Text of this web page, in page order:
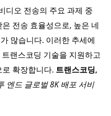
디오 전송의 주요 과제 중
전송 효율성으로, 높은 네
많습니다. 이러한 추세에
랜스코딩 기술을 지원하고
확장합니다. 트랜스코딩,
엔드 글로벌 8K 배포 서비